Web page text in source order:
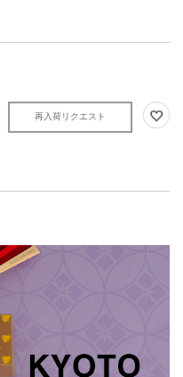
再入荷リクエスト